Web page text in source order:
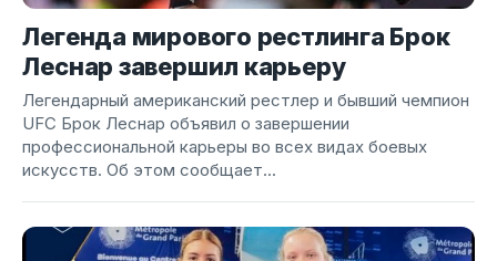
Легенда мирового рестлинга Брок
Леснар завершил карьеру
Легендарный американский рестлер и бывший чемпион
UFC Брок Леснар объявил о завершении
профессиональной карьеры во всех видах боевых
искусств. Об этом сообщает...